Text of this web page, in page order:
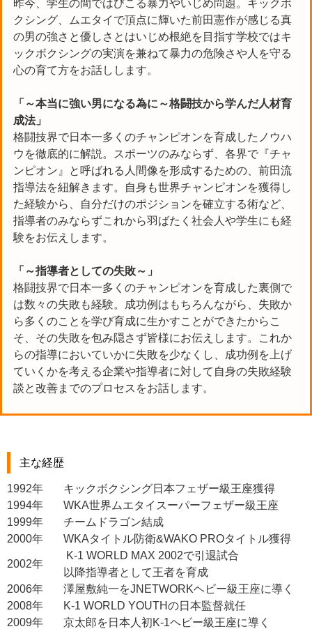
昨今、学生の間ではびこる暴力やいじめ問題。キックボ
クシング、ムエタイで頂点に輝いた前田憲作が感じる真
の男の強さと優しさとはいじめ根絶を目指す学校ではキ
ックボクシングの実演を兼ねて暴力の危険さや人を守る
心の育て方をお話しします。
「～本当に強い男になる為に～格闘技から学んだ人材育
成法」
格闘技界で日本一多くのチャンピオンを育成したノウハ
ウを徹底的に解説。スポーツのみならず、各界で『チャ
ンピオン』と呼ばれる人間像を形成するための、前田流
指導法を紐解きます。自身も世界チャンピオンを獲得し
た経験から、自分だけのポジションを確立する術など、
指導者のみならずこれから羽ばたく社会人や学生にも経
験をお伝えします。
「～指導者としての失敗～」
格闘技界で日本一多くのチャンピオンを育成した裏側で
は数々の失敗も経験。成功例はもちろんながら、失敗か
ら多くのことを学び育成に生かすことができたからこ
そ、その失敗を包み隠さず皆様にお伝えします。これか
らの指導においていかに失敗を少なくし、成功例を上げ
ていくかを考える企業や指導者に対して自身の失敗経験
談と改善までのプロセスをお話します。
主な経歴
1992年
キックボクシング日本フェザー級王座獲得
1994年
WKA世界ムエタイスーパーフェザー級王座
1999年
チームドラゴン結成
2000年
WKAタイトル防衛&WAKO PROタイトル獲得
2002年
K-1 WORLD MAX 2002で引退試合
以降指導者として王者を育成
2006年
澤屋敷純一をJNETWORKヘビー級王座に導く
2008年
K-1 WORLD YOUTHの日本監督就任
2009年
京太郎を日本人初K-1ヘビー級王座に導く